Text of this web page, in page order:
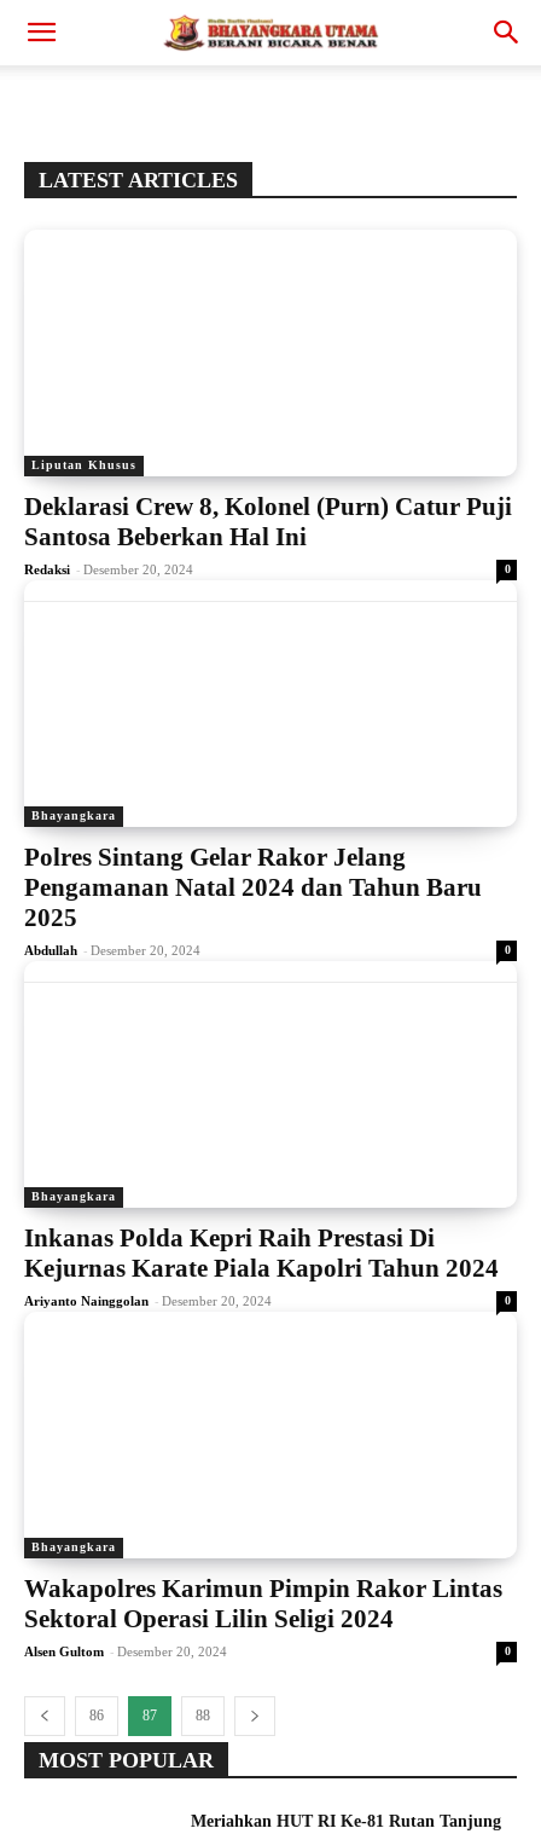
LATEST ARTICLES
Liputan Khusus
Deklarasi Crew 8, Kolonel (Purn) Catur Puji
Santosa Beberkan Hal Ini
Redaksi - Desember 20, 2024 0
Bhayangkara
Polres Sintang Gelar Rakor Jelang
Pengamanan Natal 2024 dan Tahun Baru
2025
Abdullah - Desember 20, 2024 0
Bhayangkara
Inkanas Polda Kepri Raih Prestasi Di
Kejurnas Karate Piala Kapolri Tahun 2024
Ariyanto Nainggolan - Desember 20, 2024 0
Bhayangkara
Wakapolres Karimun Pimpin Rakor Lintas
Sektoral Operasi Lilin Seligi 2024
Alsen Gultom - Desember 20, 2024 0
86 87 88
MOST POPULAR
Meriahkan HUT RI Ke-81 Rutan Tanjung